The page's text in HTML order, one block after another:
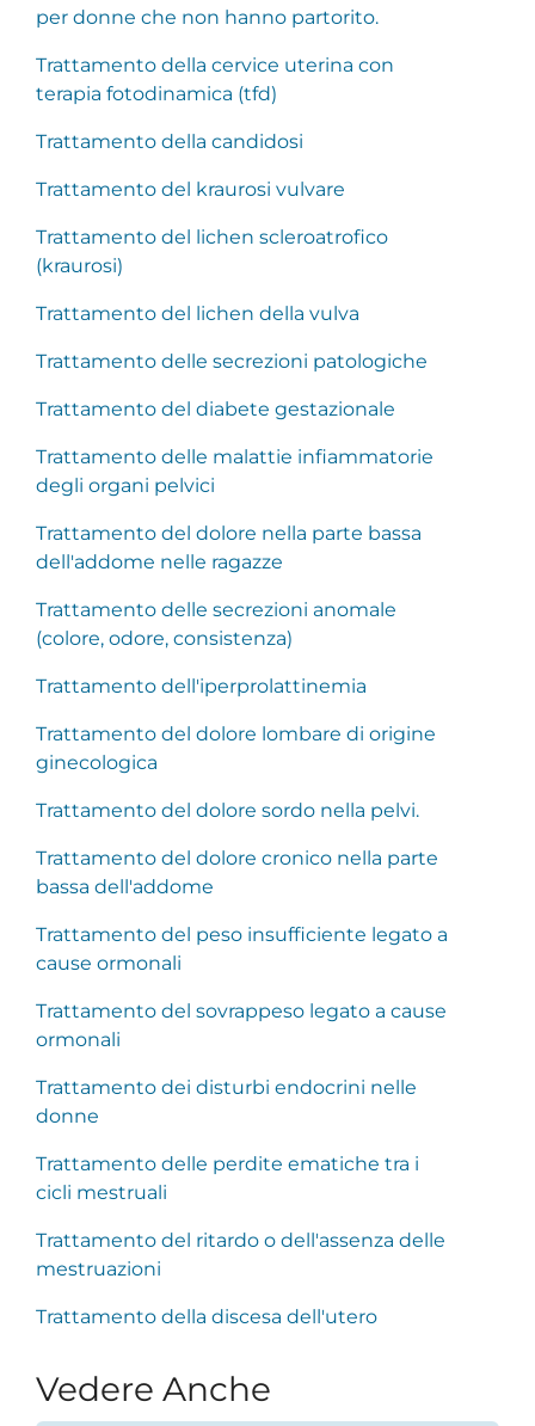
per donne che non hanno partorito.
Trattamento della cervice uterina con
terapia fotodinamica (tfd)
Trattamento della candidosi
Trattamento del kraurosi vulvare
Trattamento del lichen scleroatrofico
(kraurosi)
Trattamento del lichen della vulva
Trattamento delle secrezioni patologiche
Trattamento del diabete gestazionale
Trattamento delle malattie infiammatorie
degli organi pelvici
Trattamento del dolore nella parte bassa
dell'addome nelle ragazze
Trattamento delle secrezioni anomale
(colore, odore, consistenza)
Trattamento dell'iperprolattinemia
Trattamento del dolore lombare di origine
ginecologica
Trattamento del dolore sordo nella pelvi.
Trattamento del dolore cronico nella parte
bassa dell'addome
Trattamento del peso insufficiente legato a
cause ormonali
Trattamento del sovrappeso legato a cause
ormonali
Trattamento dei disturbi endocrini nelle
donne
Trattamento delle perdite ematiche tra i
cicli mestruali
Trattamento del ritardo o dell'assenza delle
mestruazioni
Trattamento della discesa dell'utero
Vedere Anche